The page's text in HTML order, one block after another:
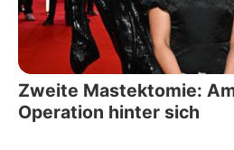
Zweite Mastektomie:
Operation hinter sich